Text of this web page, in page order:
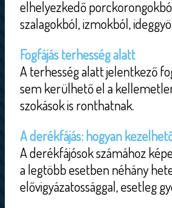
elhelyezkedő
szalagokból, izmokból,
Fogfájás terhesség alatt
A terhesség alatt jelentkező
sem kerülhető el a
szokások is ronthatnak.
A derékfájás: hogyan
A derékfájósok számához
a legtöbb esetben néhány
elővigyázatossággal, esetleg